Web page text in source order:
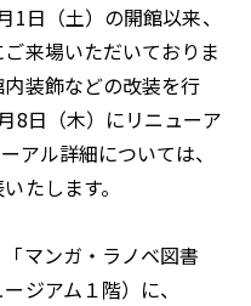
日（土）の開館以来、
来場いただいておりま
装飾などの改装を行
8日（木）にリニューア
アル詳細については、
たします。
マンガ・ラノベ図書
ジアム１階）に、